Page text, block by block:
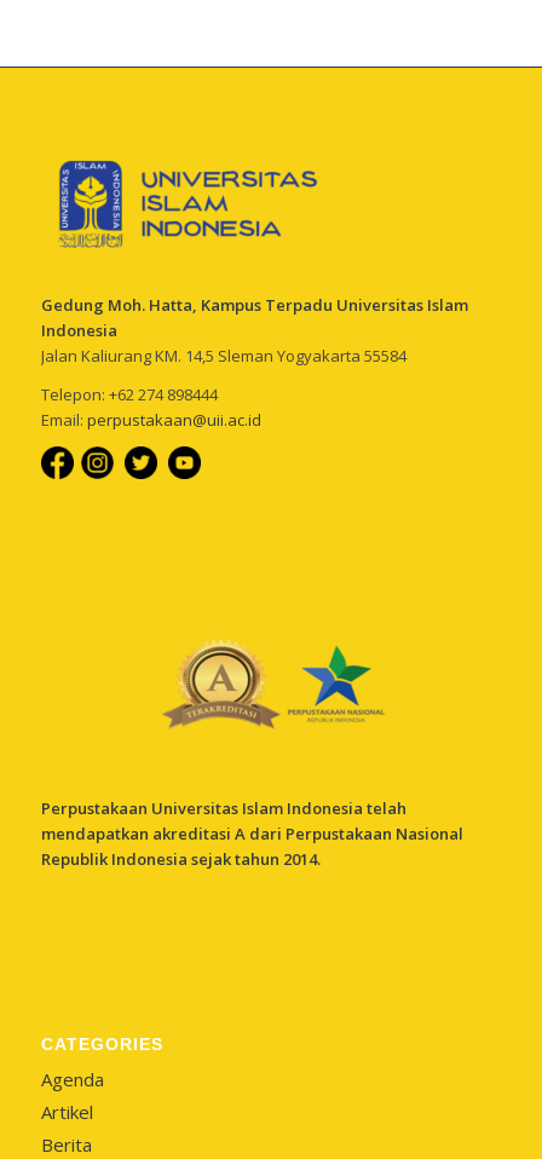
Gedung Moh. Hatta, Kampus Terpadu Universitas Islam
Indonesia
Jalan Kaliurang KM. 14,5 Sleman Yogyakarta 55584
Telepon: +62 274 898444
Email: perpustakaan@uii.ac.id
Perpustakaan Universitas Islam Indonesia telah
mendapatkan akreditasi A dari Perpustakaan Nasional
Republik Indonesia sejak tahun 2014.
CATEGORIES
Agenda
Artikel
Berita